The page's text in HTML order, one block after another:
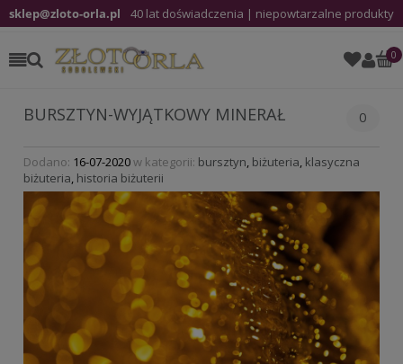
sklep@zloto-orla.pl 40 lat doświadczenia | niepowtarzalne produkty
BURSZTYN-WYJĄTKOWY MINERAŁ 0
Dodano: 16-07-2020w kategorii: bursztyn, biżuteria, klasyczna
biżuteria, historia biżuterii